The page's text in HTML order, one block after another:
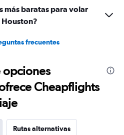
más baratas para volar
Houston?
frecuentes
opciones
Cheapflights
Rutas alternativas